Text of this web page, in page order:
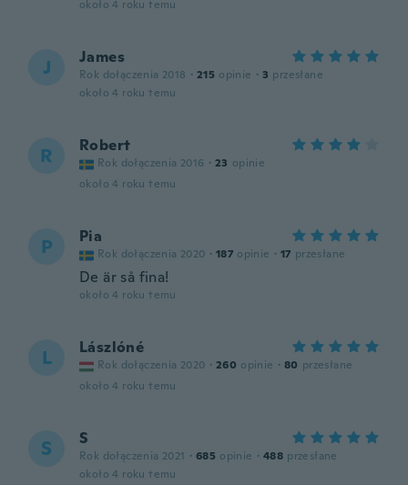
około 4 roku temu
J James
Rok dołączenia 2018 · 215 opinie · 3 przesłane
około 4 roku temu
R Robert
Rok dołączenia 2016 · 23 opinie
około 4 roku temu
P Pia
Rok dołączenia 2020 · 187 opinie · 17 przesłane
De är så fina!
około 4 roku temu
L Lászlóné
Rok dołączenia 2020 · 260 opinie · 80 przesłane
około 4 roku temu
S S
Rok dołączenia 2021 · 685 opinie · 488 przesłane
około 4 roku temu